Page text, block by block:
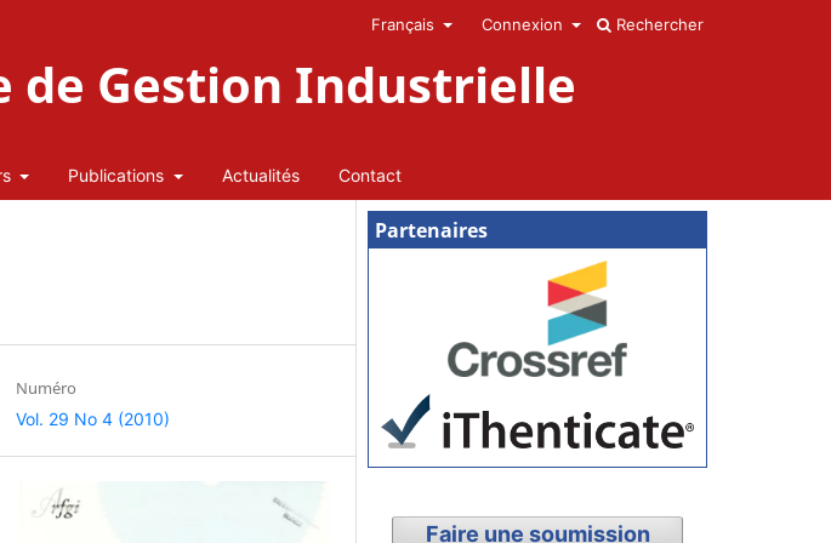
de Gestion Industrielle
Publications Actualités Contact
Rechercher
Français Connexion
Numéro
Vol. 29 No 4 (2010)
Partenaires
Faire une soumission